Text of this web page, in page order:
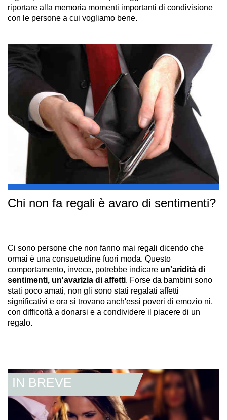
riportare alla memoria momenti importanti di condivisione
con le persone a cui vogliamo bene.
Chi non fa regali è avaro di sentimenti?
Ci sono persone che non fanno mai regali dicendo che
ormai è una consuetudine fuori moda. Questo
comportamento, invece, potrebbe indicare un'aridità di
sentimenti, un'avarizia di affetti. Forse da bambini sono
stati poco amati, non gli sono stati regalati affetti
significativi e ora si trovano anch'essi poveri di emozio ni,
con difficoltà a donarsi e a condividere il piacere di un
regalo.